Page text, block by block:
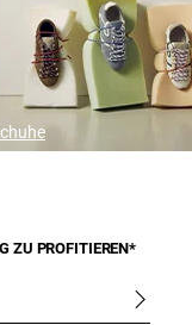
ZU PROFITIEREN*